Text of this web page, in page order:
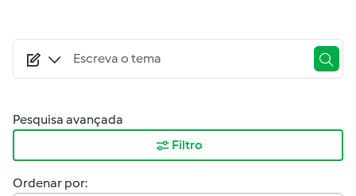
Pesquisa avançada
Filtro
Ordenar por: